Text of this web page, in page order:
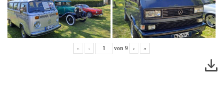
« ‹ von 9 › »